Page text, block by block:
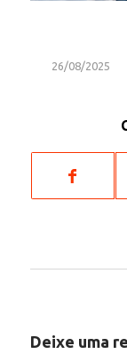
26/08/2025
/
Deixe uma